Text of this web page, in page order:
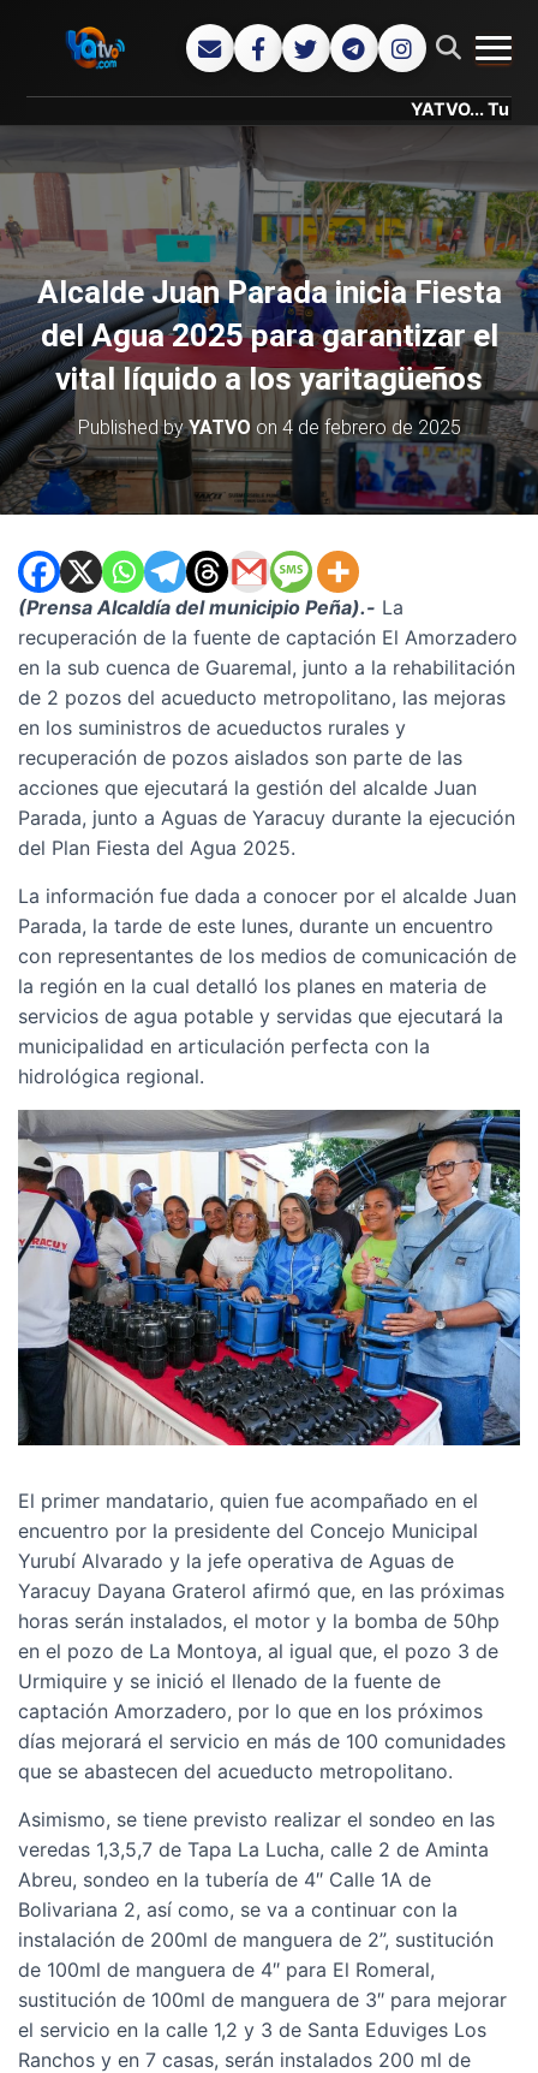
YATVO... Tu Canal
Alcalde Juan Parada inicia Fiesta
del Agua 2025 para garantizar el
vital líquido a los yaritagüeños
Published byYATVO on 4 de febrero de 2025
(Prensa Alcaldía del municipio Peña).- La
recuperación de la fuente de captación El Amorzadero
en la sub cuenca de Guaremal, junto a la rehabilitación
de 2 pozos del acueducto metropolitano, las mejoras
en los suministros de acueductos rurales y
recuperación de pozos aislados son parte de las
acciones que ejecutará la gestión del alcalde Juan
Parada, junto a Aguas de Yaracuy durante la ejecución
del Plan Fiesta del Agua 2025.
La información fue dada a conocer por el alcalde Juan
Parada, la tarde de este lunes, durante un encuentro
con representantes de los medios de comunicación de
la región en la cual detalló los planes en materia de
servicios de agua potable y servidas que ejecutará la
municipalidad en articulación perfecta con la
hidrológica regional.
El primer mandatario, quien fue acompañado en el
encuentro por la presidente del Concejo Municipal
Yurubí Alvarado y la jefe operativa de Aguas de
Yaracuy Dayana Graterol afirmó que, en las próximas
horas serán instalados, el motor y la bomba de 50hp
en el pozo de La Montoya, al igual que, el pozo 3 de
Urmiquire y se inició el llenado de la fuente de
captación Amorzadero, por lo que en los próximos
días mejorará el servicio en más de 100 comunidades
que se abastecen del acueducto metropolitano.
Asimismo, se tiene previsto realizar el sondeo en las
veredas 1,3,5,7 de Tapa La Lucha, calle 2 de Aminta
Abreu, sondeo en la tubería de 4″ Calle 1A de
Bolivariana 2, así como, se va a continuar con la
instalación de 200ml de manguera de 2”, sustitución
de 100ml de manguera de 4″ para El Romeral,
sustitución de 100ml de manguera de 3″ para mejorar
el servicio en la calle 1,2 y 3 de Santa Eduviges Los
Ranchos y en 7 casas, serán instalados 200 ml de